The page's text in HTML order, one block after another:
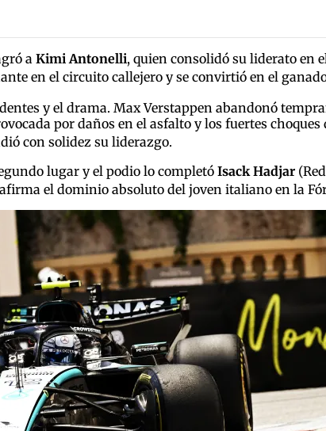
a Kimi Antonelli, quien consolidó su liderato en
en el circuito callejero y se convirtió en el
y el drama. Max Verstappen abandonó
por daños en el asfalto y los fuertes
con solidez su liderazgo.
lugar y el podio lo completóIsack Hadjar
el dominio absoluto del joven italiano en la